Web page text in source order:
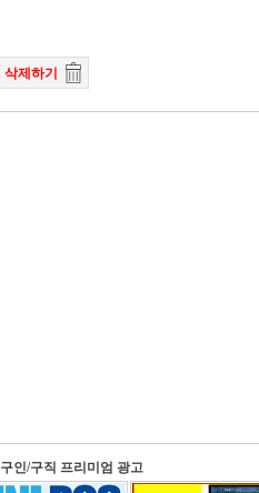
삭제하기
구인/구직 프리미엄 광고